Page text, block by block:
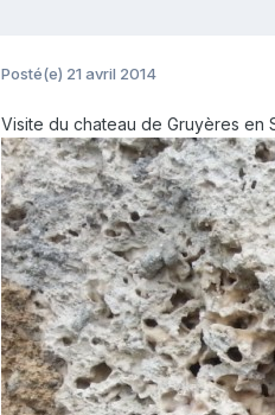
Posté(e) 21 avril 2014
Visite du chateau de Gruyères en